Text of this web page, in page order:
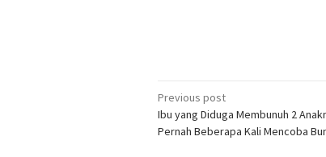
Post
navigation
Previous post
Ibu yang Diduga Membunuh 2
Pernah Beberapa Kali Mencoba